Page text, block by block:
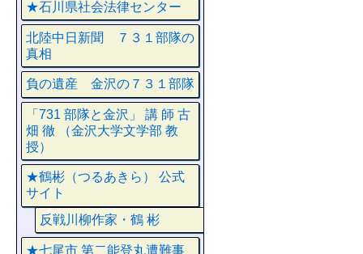
★石川県社会法律センター
北陸中日新聞 ７３１部隊の
真相
負の遺産 金沢の７３１部隊
「731 部隊と金沢」 講 師 古
畑 徹 （金沢大学文学部 教
授）
★鶴彬（つるあきら） 公式
サイト
反戦川柳作家・鶴 彬
★七尾市 第二能登丸遭難事